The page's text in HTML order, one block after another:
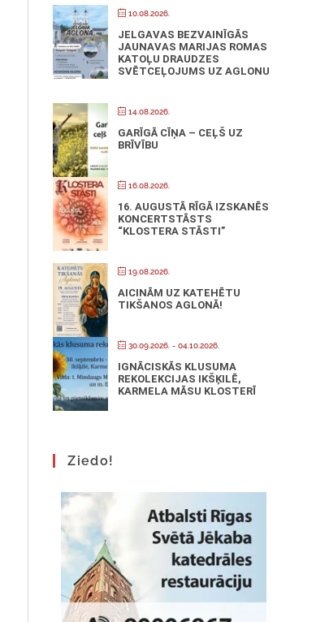
10.08.2026.
JELGAVAS BEZVAINĪGĀS
JAUNAVAS MARIJAS ROMAS
KATOĻU DRAUDZES
SVĒTCEĻOJUMS UZ AGLONU
14.08.2026.
GARĪGĀ CĪŅA – CEĻŠ UZ
BRĪVĪBU
16.08.2026.
16. AUGUSTĀ RĪGĀ IZSKANĒS
KONCERTSTĀSTS
“KLOSTERA STĀSTI”
19.08.2026.
AICINĀM UZ KATEHĒTU
TIKŠANOS AGLONĀ!
30.09.2026. - 04.10.2026.
IGNĀCISKĀS KLUSUMA
REKOLEKCIJAS IKŠĶILĒ,
KARMELA MĀSU KLOSTERĪ
Ziedo!